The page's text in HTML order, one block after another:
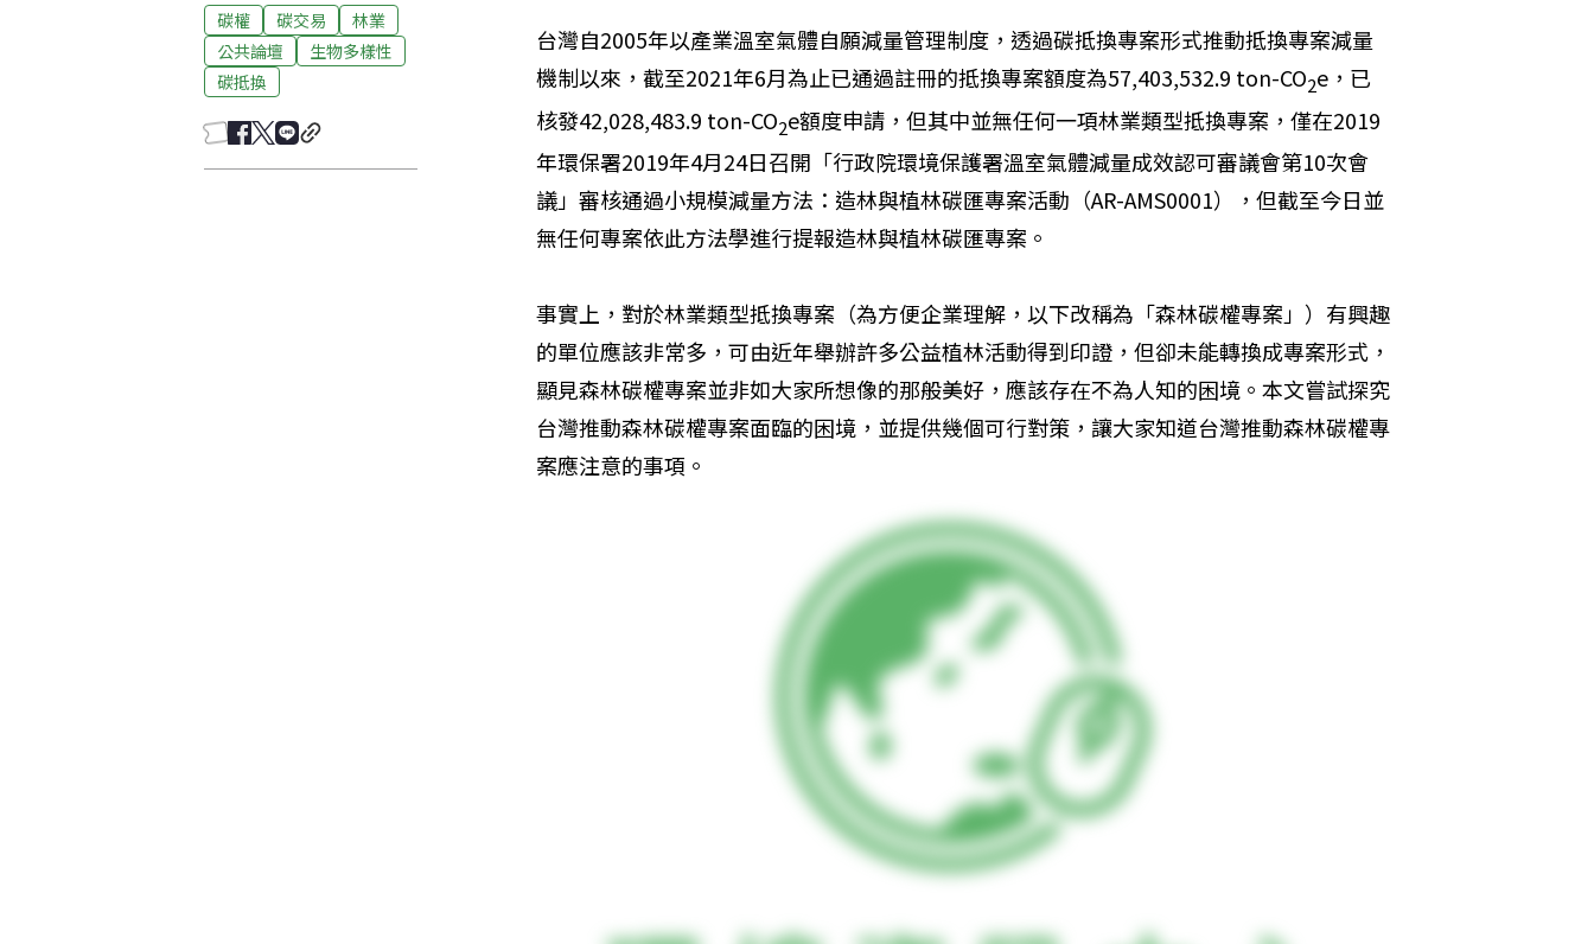
碳權 碳交易
林業
公共論壇
生物多樣性
碳抵換
台灣自2005年以產業溫室氣體自願減量管理制度，透過碳抵換專案形式推動抵換專案減量
機制以來，截至2021年6月為止已通過註冊的抵換專案額度為57,403,532.9 ton-CO2e，已
核發42,028,483.9 ton-CO2e額度申請，但其中並無任何一項林業類型抵換專案，僅在2019
年環保署2019年4月24日召開「行政院環境保護署溫室氣體減量成效認可審議會第10次會
議」審核通過小規模減量方法：造林與植林碳匯專案活動（AR-AMS0001），但截至今日並
無任何專案依此方法學進行提報造林與植林碳匯專案。
事實上，對於林業類型抵換專案（為方便企業理解，以下改稱為「森林碳權專案」）有興趣
的單位應該非常多，可由近年舉辦許多公益植林活動得到印證，但卻未能轉換成專案形式，
顯見森林碳權專案並非如大家所想像的那般美好，應該存在不為人知的困境。本文嘗試探究
台灣推動森林碳權專案面臨的困境，並提供幾個可行對策，讓大家知道台灣推動森林碳權專
案應注意的事項。